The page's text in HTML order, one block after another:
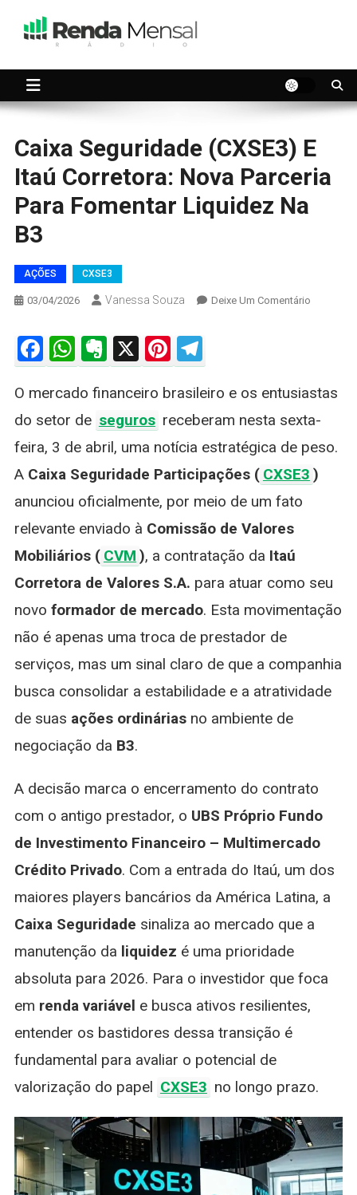
Caixa Seguridade (CXSE3) E
Itaú Corretora: Nova Parceria
Para Fomentar Liquidez Na
B3
AÇÕES CXSE3
03/04/2026 Vanessa Souza Deixe Um ComentárioOn
Itaú
Nova
Parceria
Para
Fomentar
Facebook
WhatsApp
Evernote
X Pinterest
Telegram
O mercado financeiro brasileiro e os entusiastas
do setor de seguros receberam nesta sexta-
feira, 3 de abril, uma notícia estratégica de peso.
A Caixa Seguridade Participações ( CXSE3 )
anunciou oficialmente, por meio de um fato
relevante enviado à Comissão de Valores
Mobiliários ( CVM ), a contratação da Itaú
Corretora de Valores S.A. para atuar como seu
novo formador de mercado. Esta movimentação
não é apenas uma troca de prestador de
serviços, mas um sinal claro de que a companhia
busca consolidar a estabilidade e a atratividade
de suas ações ordináriasno ambiente de
negociação da B3.
A decisão marca o encerramento do contrato
com o antigo prestador, o UBS Próprio Fundo
de Investimento Financeiro – Multimercado
Crédito Privado. Com a entrada do Itaú, um dos
maiores players bancários da América Latina, a
Caixa Seguridade sinaliza ao mercado que a
manutenção da liquidez é uma prioridade
absoluta para 2026. Para o investidor que foca
em renda variável e busca ativos resilientes,
entender os bastidores dessa transição é
fundamental para avaliar o potencial de
valorização do papel CXSE3 no longo prazo.